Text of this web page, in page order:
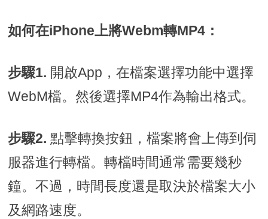
如何在iPhone上將Webm轉MP4：
步驟1. 開啟App，在檔案選擇功能中選擇
WebM檔。然後選擇MP4作為輸出格式。
步驟2.點擊轉換按鈕，檔案將會上傳到伺
服器進行轉檔。轉檔時間通常需要幾秒
鐘。不過，時間長度還是取決於檔案大小
及網路速度。